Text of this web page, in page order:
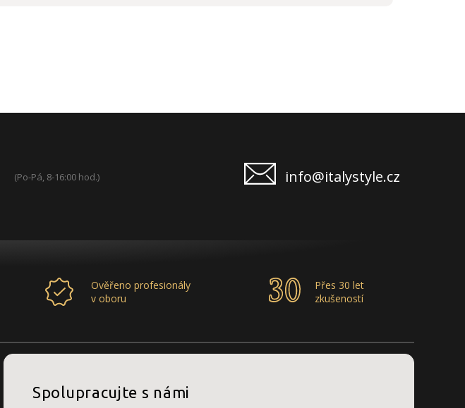
(Po-Pá, 8-16:00 hod.) info@italystyle.cz
Ověřeno profesionály
v oboru
Přes 30 let
zkušeností
Spolupracujte s námi